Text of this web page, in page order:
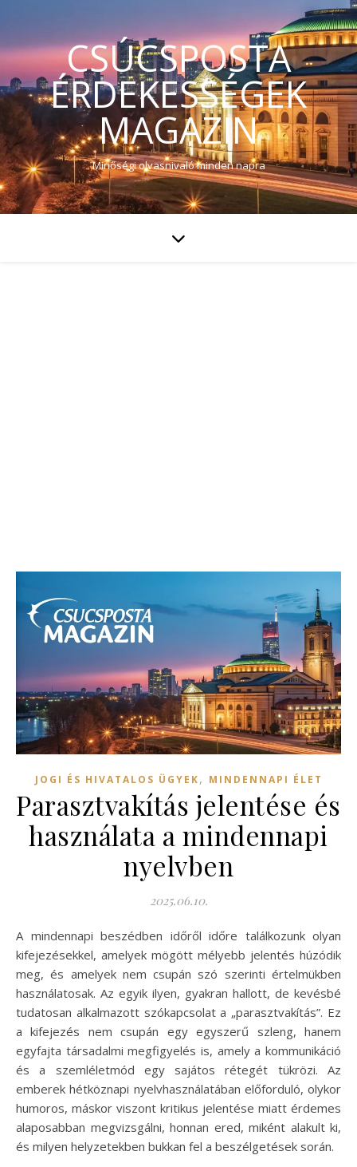
CSÚCSPOSTA
ÉRDEKESSÉGEK
MAGAZIN
Minőségi olvasnivaló minden napra
JOGI ÉS HIVATALOS ÜGYEK, MINDENNAPI ÉLET
Parasztvakítás jelentése és
használata a mindennapi
nyelvben
2025.06.10.
A mindennapi beszédben időről időre találkozunk olyan
kifejezésekkel, amelyek mögött mélyebb jelentés húzódik
meg, és amelyek nem csupán szó szerinti értelmükben
használatosak. Az egyik ilyen, gyakran hallott, de kevésbé
tudatosan alkalmazott szókapcsolat a „parasztvakítás”. Ez
a kifejezés nem csupán egy egyszerű szleng, hanem
egyfajta társadalmi megfigyelés is, amely a kommunikáció
és a szemléletmód egy sajátos rétegét tükrözi. Az
emberek hétköznapi nyelvhasználatában előforduló, olykor
humoros, máskor viszont kritikus jelentése miatt érdemes
alaposabban megvizsgálni, honnan ered, miként alakult ki,
és milyen helyzetekben bukkan fel a beszélgetések során.